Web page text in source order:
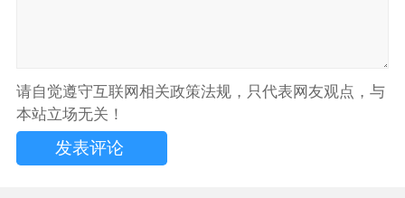
请自觉遵守互联网相关政策法规，只代表网友观点，与
本站立场无关！